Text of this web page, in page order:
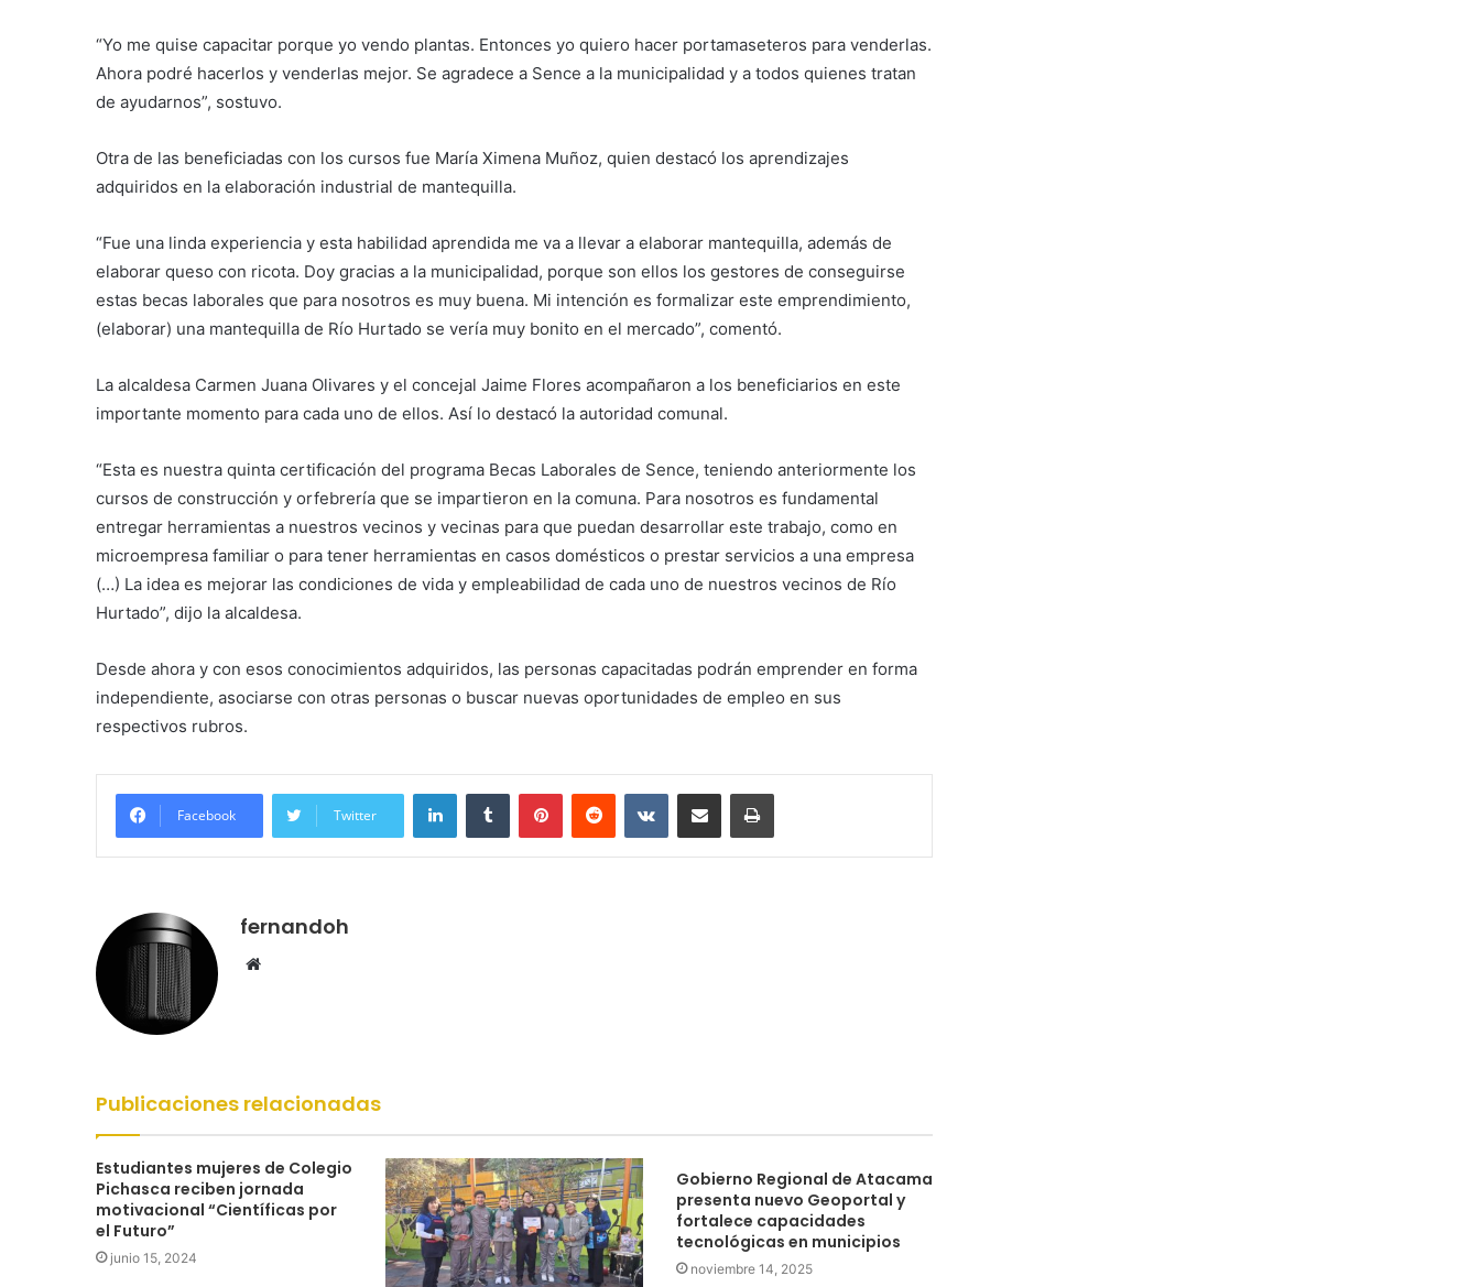
“Yo me quise capacitar porque yo vendo plantas. Entonces yo quiero hacer portamaseteros para venderlas.
Ahora podré hacerlos y venderlas mejor. Se agradece a Sence a la municipalidad y a todos quienes tratan
de ayudarnos”, sostuvo.
Otra de las beneficiadas con los cursos fue María Ximena Muñoz, quien destacó los aprendizajes
adquiridos en la elaboración industrial de mantequilla.
“Fue una linda experiencia y esta habilidad aprendida me va a llevar a elaborar mantequilla, además de
elaborar queso con ricota. Doy gracias a la municipalidad, porque son ellos los gestores de conseguirse
estas becas laborales que para nosotros es muy buena. Mi intención es formalizar este emprendimiento,
(elaborar) una mantequilla de Río Hurtado se vería muy bonito en el mercado”, comentó.
La alcaldesa Carmen Juana Olivares y el concejal Jaime Flores acompañaron a los beneficiarios en este
importante momento para cada uno de ellos. Así lo destacó la autoridad comunal.
“Esta es nuestra quinta certificación del programa Becas Laborales de Sence, teniendo anteriormente los
cursos de construcción y orfebrería que se impartieron en la comuna. Para nosotros es fundamental
entregar herramientas a nuestros vecinos y vecinas para que puedan desarrollar este trabajo, como en
microempresa familiar o para tener herramientas en casos domésticos o prestar servicios a una empresa
(…) La idea es mejorar las condiciones de vida y empleabilidad de cada uno de nuestros vecinos de Río
Hurtado”, dijo la alcaldesa.
Desde ahora y con esos conocimientos adquiridos, las personas capacitadas podrán emprender en forma
independiente, asociarse con otras personas o buscar nuevas oportunidades de empleo en sus
respectivos rubros.
Facebook Twitter
LinkedInTumblr PinterestReddit VKontakteCompartir por correo electrónicoImprimir
fernandoh
Sitio
Publicaciones relacionadas
Estudiantes mujeres de Colegio
Pichasca reciben jornada
motivacional “Científicas por
el Futuro”
junio 15, 2024
Gobierno Regional de Atacama
presenta nuevo Geoportal y
fortalece capacidades
tecnológicas en municipios
noviembre 14, 2025